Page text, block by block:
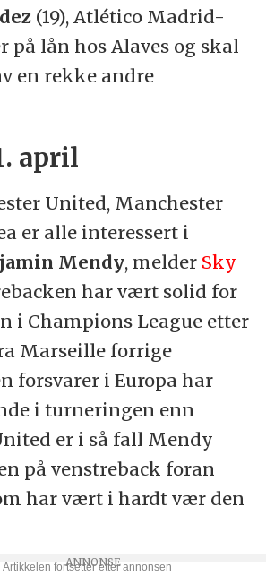
(19), Atlético Madrid-
på lån hos Alaves og skal
en rekke andre
april
United, Manchester
er alle interessert i
Mendy, melder Sky
har vært solid for
i Champions League etter
Marseille forrige
forsvarer i Europa har
i turneringen enn
er i så fall Mendy
på venstreback foran
har vært i hardt vær den